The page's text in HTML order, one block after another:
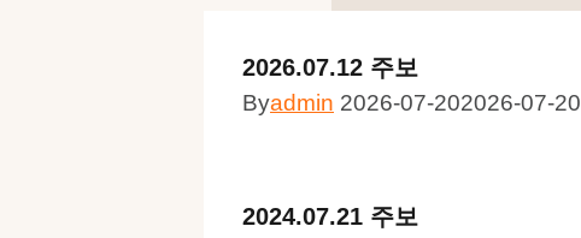
2026.07.12 주보
Byadmin 2026-07-202026-07-20
2024.07.21 주보